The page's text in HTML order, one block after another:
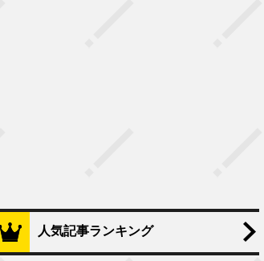
人気記事ランキング